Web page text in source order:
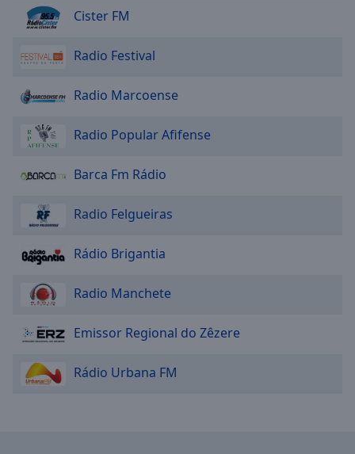
Cister FM
Radio Festival
Radio Marcoense
Radio Popular Afifense
Barca Fm Rádio
Radio Felgueiras
Rádio Brigantia
Radio Manchete
Emissor Regional do Zêzere
Rádio Urbana FM